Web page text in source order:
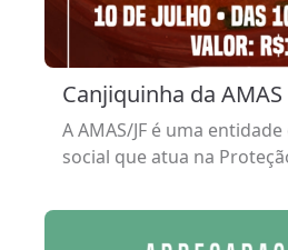
Canjiquinha da AMAS
A AMAS/JF é uma
social que atua na